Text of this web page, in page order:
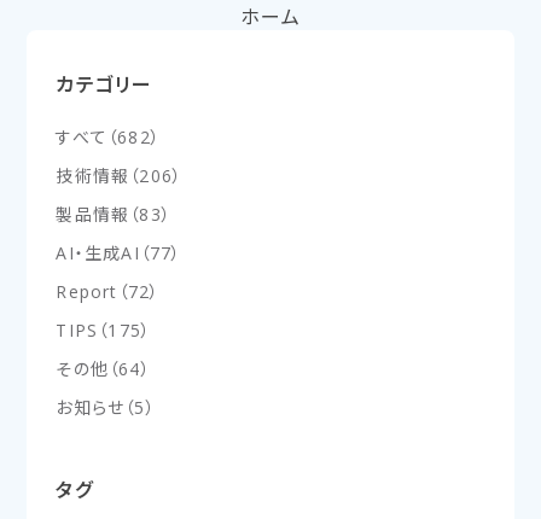
ホーム
カテゴリー
すべて （682）
技術情報 （206）
製品情報 （83）
AI・生成AI （77）
Report （72）
TIPS （175）
その他 （64）
お知らせ （5）
タグ